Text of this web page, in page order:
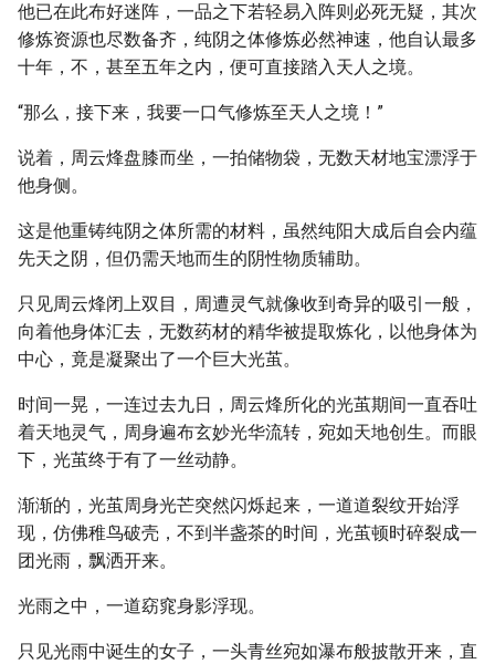
他已在此布好迷阵，一品之下若轻易入阵则必死无疑，其次
修炼资源也尽数备齐，纯阴之体修炼必然神速，他自认最多
十年，不，甚至五年之内，便可直接踏入天人之境。
“那么，接下来，我要一口气修炼至天人之境！”
说着，周云烽盘膝而坐，一拍储物袋，无数天材地宝漂浮于
他身侧。
这是他重铸纯阴之体所需的材料，虽然纯阳大成后自会内蕴
先天之阴，但仍需天地而生的阴性物质辅助。
只见周云烽闭上双目，周遭灵气就像收到奇异的吸引一般，
向着他身体汇去，无数药材的精华被提取炼化，以他身体为
中心，竟是凝聚出了一个巨大光茧。
时间一晃，一连过去九日，周云烽所化的光茧期间一直吞吐
着天地灵气，周身遍布玄妙光华流转，宛如天地创生。而眼
下，光茧终于有了一丝动静。
渐渐的，光茧周身光芒突然闪烁起来，一道道裂纹开始浮
现，仿佛稚鸟破壳，不到半盏茶的时间，光茧顿时碎裂成一
团光雨，飘洒开来。
光雨之中，一道窈窕身影浮现。
只见光雨中诞生的女子，一头青丝宛如瀑布般披散开来，直